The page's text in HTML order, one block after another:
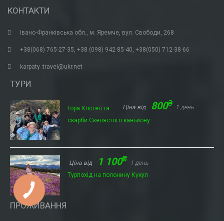
КОНТАКТИ
Івано-Франківська обл., м. Яремче, вул. Свободи, 268
+38(068) 765-27-35, +38 (098) 942-85-40, +38(050) 712-38-66
karpaty_travel@ukr.net
ТУРИ
Ціна від 800₴ 1 день
Гора Костел та
скарби Скелястого каньйону
Ціна від 1 100₴
1 день
Турпохід на полонину Кукул
ПРОЖИВАННЯ